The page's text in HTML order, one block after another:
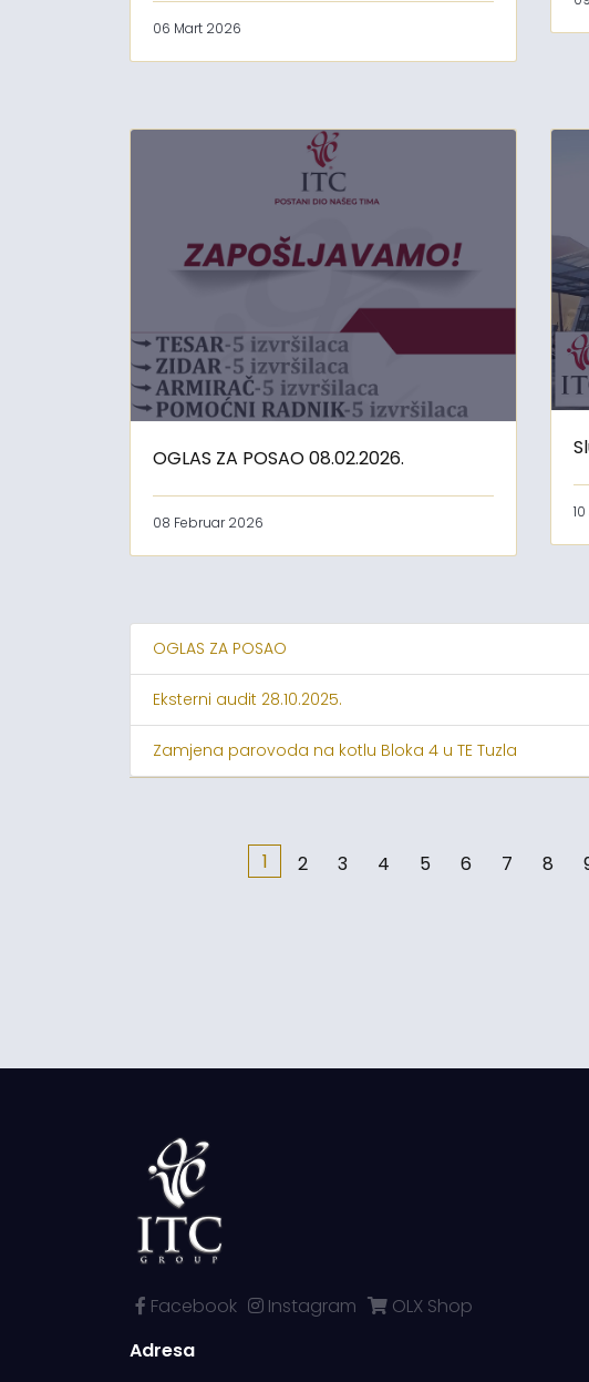
06 Mart 2026
OGLAS ZA POSAO 08.02.2026.
08 Februar 2026
OGLAS ZA POSAO
Eksterni audit 28.10.2025.
Zamjena parovoda na kotlu Bloka 4 u TE Tuzla
1 2 3 4 5 6 7 8
Facebook Instagram
OLX Shop
Adresa